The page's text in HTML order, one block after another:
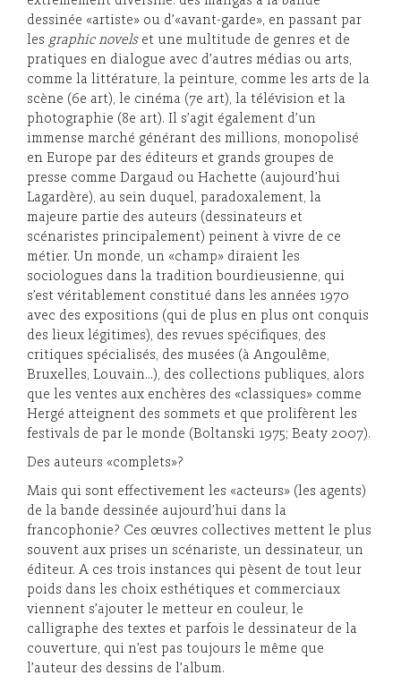
dessinée «artiste» ou d’«avant-garde», en passant par
les graphic novelset une multitude de genres et de
pratiques en dialogue avec d’autres médias ou arts,
comme la littérature, la peinture, comme les arts de la
scène (6e art), le cinéma (7e art), la télévision et la
photographie (8e art). Il s’agit également d’un
immense marché générant des millions, monopolisé
en Europe par des éditeurs et grands groupes de
presse comme Dargaud ou Hachette (aujourd’hui
Lagardère), au sein duquel, paradoxalement, la
majeure partie des auteurs (dessinateurs et
scénaristes principalement) peinent à vivre de ce
métier. Un monde, un «champ» diraient les
sociologues dans la tradition bourdieusienne, qui
s’est véritablement constitué dans les années 1970
avec des expositions (qui de plus en plus ont conquis
des lieux légitimes), des revues spécifiques, des
critiques spécialisés, des musées (à Angoulême,
Bruxelles, Louvain…), des collections publiques, alors
que les ventes aux enchères des «classiques» comme
Hergé atteignent des sommets et que prolifèrent les
festivals de par le monde (Boltanski 1975; Beaty 2007).
Des auteurs «complets»?
Mais qui sont effectivement les «acteurs» (les agents)
de la bande dessinée aujourd’hui dans la
francophonie? Ces œuvres collectives mettent le plus
souvent aux prises un scénariste, un dessinateur, un
éditeur. A ces trois instances qui pèsent de tout leur
poids dans les choix esthétiques et commerciaux
viennent s’ajouter le metteur en couleur, le
calligraphe des textes et parfois le dessinateur de la
couverture, qui n’est pas toujours le même que
l’auteur des dessins de l’album.